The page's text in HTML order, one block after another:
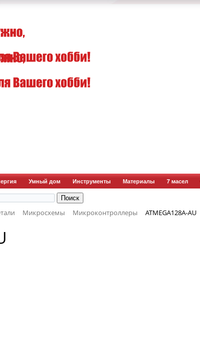
Умный дом Инструменты Материалы 7 масел
Микросхемы Микроконтроллеры ATMEGA128A-AU